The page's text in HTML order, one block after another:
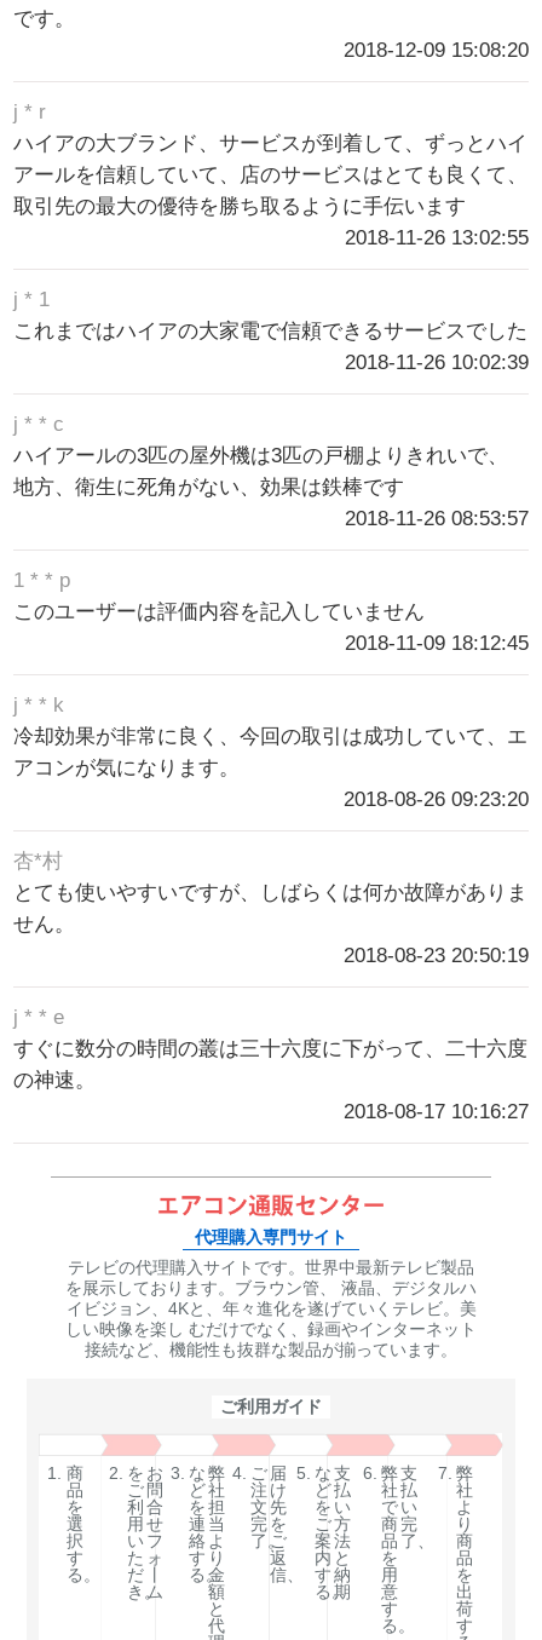
です。
2018-12-09 15:08:20
j * r
ハイアの大ブランド、サービスが到着して、ずっとハイ
アールを信頼していて、店のサービスはとても良くて、
取引先の最大の優待を勝ち取るように手伝います
2018-11-26 13:02:55
j * 1
これまではハイアの大家電で信頼できるサービスでした
2018-11-26 10:02:39
j * * c
ハイアールの3匹の屋外機は3匹の戸棚よりきれいで、
地方、衛生に死角がない、効果は鉄棒です
2018-11-26 08:53:57
1 * * p
このユーザーは評価内容を記入していません
2018-11-09 18:12:45
j * * k
冷却効果が非常に良く、今回の取引は成功していて、エ
アコンが気になります。
2018-08-26 09:23:20
杏*村
とても使いやすいですが、しばらくは何か故障がありま
せん。
2018-08-23 20:50:19
j * * e
すぐに数分の時間の叢は三十六度に下がって、二十六度
の神速。
2018-08-17 10:16:27
代理購入専門サイト
テレビの代理購入サイトです。世界中最新テレビ製品
を展示しております。ブラウン管、 液晶、デジタルハ
イビジョン、4Kと、年々進化を遂げていくテレビ。美
しい映像を楽し むだけでなく、録画やインターネット
接続など、機能性も抜群な製品が揃っています。
ご利用ガイド
1. 商
品
を
選
択
す
る。
2. を
ご
利
用
い
た
だ
き。
お
問
合
せ
フ
ォ
ム
3. な
ど
を
連
絡
す
る。
弊
社
担
当
よ
り
金
額
と
代
4. ご
注
文
完
了。
届
け
先
を
ご
返
信、
5. な
ど
を
ご
案
内
す
る。
支
払
い
方
法
と
納
期
6. 弊
社
で
商
品
を
用
意
す
る。
支
払
い
完
了、
7. 弊
社
よ
り
商
品
を
出
荷
す